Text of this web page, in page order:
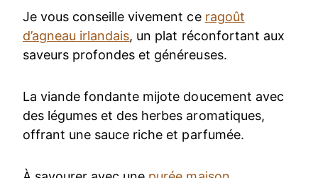
Je vous conseille vivement ce ragoût
d’agneau irlandais, un plat réconfortant aux
saveurs profondes et généreuses.
La viande fondante mijote doucement avec
des légumes et des herbes aromatiques,
offrant une sauce riche et parfumée.